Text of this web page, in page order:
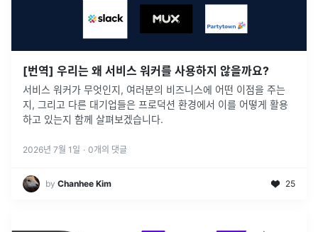
[번역] 우리는 왜 서비스 워커를 사용하지 않을까요?
서비스 워커가 무엇인지, 여러분의 비즈니스에 어떤 이점을 주는
지, 그리고 다른 대기업들은 프로덕션 환경에서 이를 어떻게 활용
하고 있는지 함께 살펴보겠습니다.
2026년 7월 1일 · 0개의 댓글
by Chanhee Kim 25